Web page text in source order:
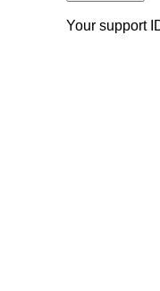
Your support